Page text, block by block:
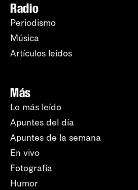
Radio
Periodismo
Música
Artículos leídos
Más
Lo más leído
Apuntes del día
Apuntes de la semana
En vivo
Fotografía
Humor